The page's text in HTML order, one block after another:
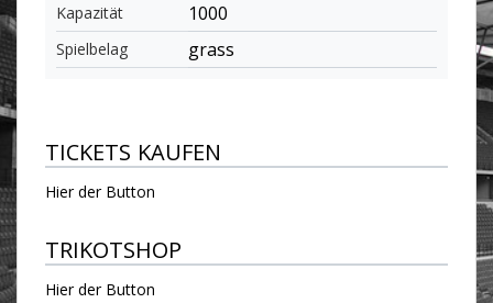
Kapazität 1000
Spielbelag grass
TICKETS KAUFEN
Hier der Button
TRIKOTSHOP
Hier der Button